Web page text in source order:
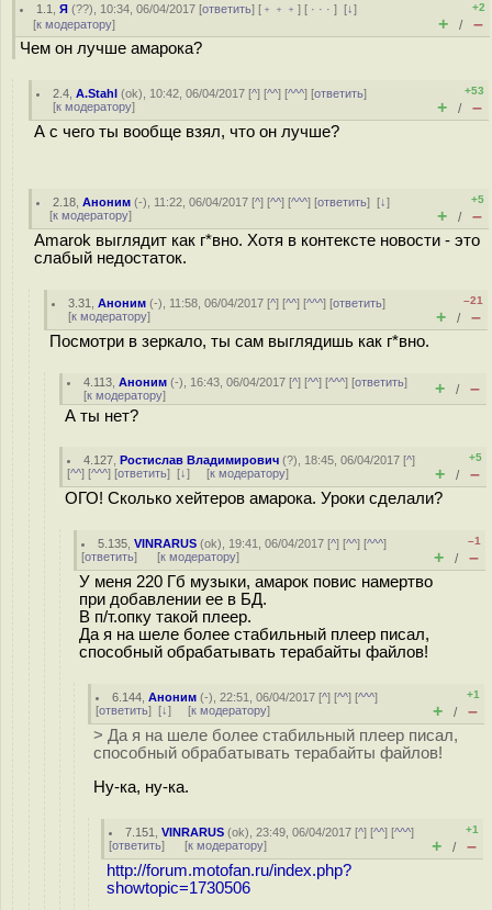
1.1 ,Я (??), 10:34, 06/04/2017 [ответить] [ ﹢﹢﹢] [ · · ·][↓]
[к модератору]
+2
+ / –
Чем он лучше амарока?
2.4 ,A.Stahl (ok), 10:42, 06/04/2017 [^] [^^] [^^^] [ответить]
[к модератору]
+53
+ / –
А с чего ты вообще взял, что он лучше?
2.18 ,Аноним (-), 11:22, 06/04/2017 [^] [^^] [^^^] [ответить][↓]
[к модератору]
+5
+ / –
Amarok выглядит как г*вно. Хотя в контексте новости - это
слабый недостаток.
3.31 ,Аноним (-), 11:58, 06/04/2017 [^] [^^] [^^^] [ответить]
[к модератору]
–21
+ / –
Посмотри в зеркало, ты сам выглядишь как г*вно.
4.113 ,Аноним (-), 16:43, 06/04/2017 [^] [^^] [^^^] [ответить]
[к модератору] + / –
А ты нет?
4.127 ,Ростислав Владимирович (?), 18:45, 06/04/2017 [^]
[^^] [^^^] [ответить] [↓] [к модератору]
+5
+ / –
ОГО! Сколько хейтеров амарока. Уроки сделали?
5.135 ,VINRARUS (ok), 19:41, 06/04/2017 [^] [^^] [^^^]
[ответить] [к модератору]
–1
+ / –
У меня 220 Гб музыки, амарок повис намертво
при добавлении ее в БД.
В п/т.опку такой плеер.
Да я на шеле более стабильный плеер писал,
способный обрабатывать терабайты файлов!
6.144 ,Аноним (-), 22:51, 06/04/2017 [^] [^^] [^^^]
[ответить] [↓] [к модератору]
+1
+ / –
> Да я на шеле более стабильный плеер писал,
способный обрабатывать терабайты файлов!
Ну-ка, ну-ка.
7.151 ,VINRARUS (ok), 23:49, 06/04/2017 [^] [^^] [^^^]
[ответить] [к модератору]
+1
+ / –
http://forum.motofan.ru/index.php?
showtopic=1730506